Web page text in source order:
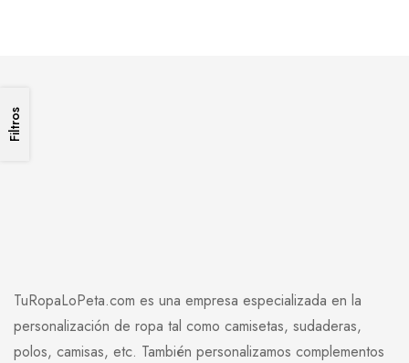
Filtros
TuRopaLoPeta.com es una empresa especializada en la
personalización de ropa tal como camisetas, sudaderas,
polos, camisas, etc. También personalizamos complementos